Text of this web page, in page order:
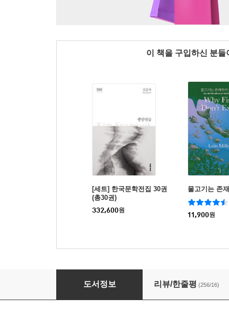
이 책을 구입하신 분
[세트] 한국문학전집 30권
(총30권)
332,600원
물고기는 존
11,900원
어디선가 나를 찾는 전화벨이 울리고
도서정보 리뷰/한줄평 (256/16)